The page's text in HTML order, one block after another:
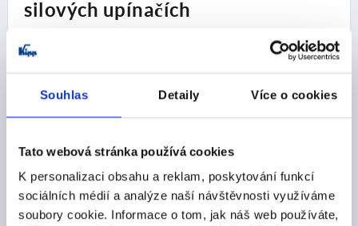
Souhlas Detaily Více o cookies
Tato webová stránka používá cookies
K personalizaci obsahu a reklam, poskytování funkcí
sociálních médií a analýze naší návštěvnosti využíváme
soubory cookie. Informace o tom, jak náš web používáte,
silových upínačích
rychloupínačů a rychloupínačů z oceli a nerezové oceli.
Horizontální a vertikální rychloupínače (H4)
horizontálních rychloupínačů je výchozí poloha ovládací
páky horizontální, u vertikálních rychloupínačů je výchozí
poloha vertikální.
Úchopový prvek obou rychloupínačů je vyroben z plastu.
Úchyt se snadno drží a je odolný proti oleji.